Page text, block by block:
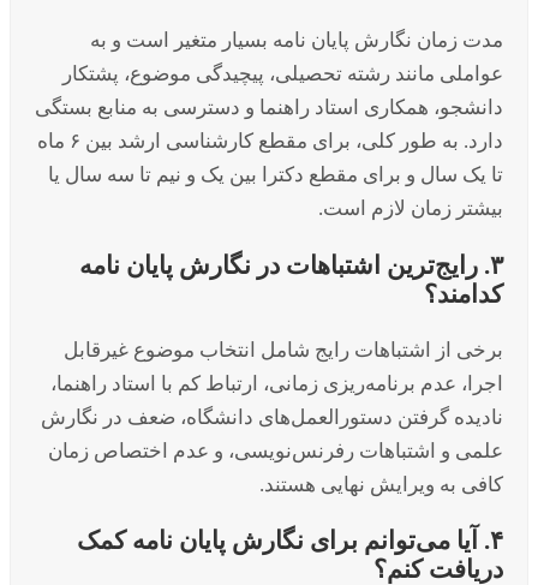
مدت زمان نگارش پایان نامه بسیار متغیر است و به
عواملی مانند رشته تحصیلی، پیچیدگی موضوع، پشتکار
دانشجو، همکاری استاد راهنما و دسترسی به منابع بستگی
دارد. به طور کلی، برای مقطع کارشناسی ارشد بین ۶ ماه
تا یک سال و برای مقطع دکترا بین یک و نیم تا سه سال یا
بیشتر زمان لازم است.
۳. رایج‌ترین اشتباهات در نگارش پایان نامه
کدامند؟
برخی از اشتباهات رایج شامل انتخاب موضوع غیرقابل
اجرا، عدم برنامه‌ریزی زمانی، ارتباط کم با استاد راهنما،
نادیده گرفتن دستورالعمل‌های دانشگاه، ضعف در نگارش
علمی و اشتباهات رفرنس‌نویسی، و عدم اختصاص زمان
کافی به ویرایش نهایی هستند.
۴. آیا می‌توانم برای نگارش پایان نامه کمک
دریافت کنم؟